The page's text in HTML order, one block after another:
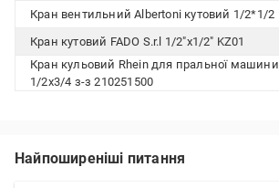
Кран вентильний Albertoni кутовий 1/2*1/2
Кран кутовий FADO S.r.l 1/2"х1/2" KZ01
Кран кульовий Rhein для пральної машини
1/2x3/4 з-з 210251500
Найпоширеніші питання